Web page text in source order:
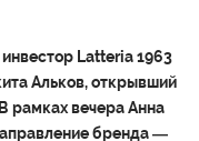
инвестор Latteria 1963
Альков, открывший
рамках вечера Анна
бренда —